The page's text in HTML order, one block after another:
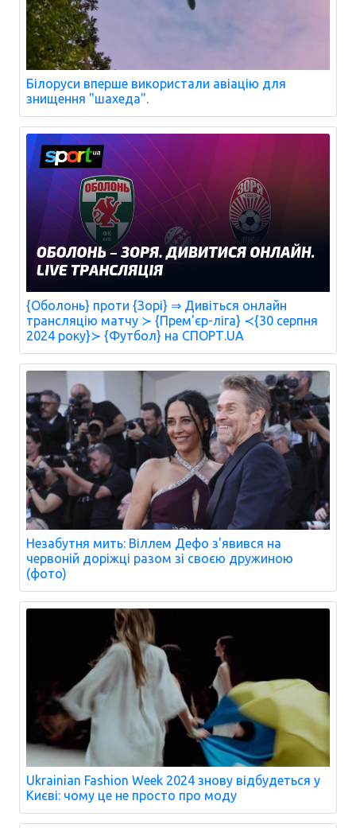
Білоруси вперше використали авіацію для
знищення "шахеда".
{Оболонь} проти {Зорі} ⇒ Дивіться онлайн
трансляцію матчу ≻ {Прем'єр-ліга} ≺{30 серпня
2024 року}≻ {Футбол} на СПОРТ.UA
Незабутня мить: Віллем Дефо з'явився на
червоній доріжці разом зі своєю дружиною
(фото)
Ukrainian Fashion Week 2024 знову відбудеться у
Києві: чому це не просто про моду